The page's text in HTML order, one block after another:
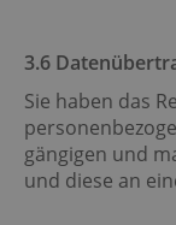
3.6
Sie haben das
gängigen und
und diese an